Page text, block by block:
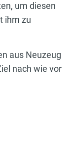
um diesen
ihm zu
aus Neuzeug
nach wie vor